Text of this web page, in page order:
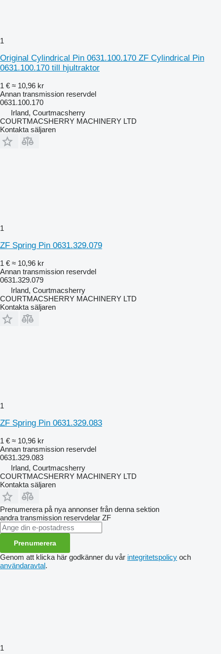
1
Original Cylindrical Pin 0631.100.170 ZF Cylindrical Pin
0631.100.170 till hjultraktor
1 € ≈ 10,96 kr
Annan transmission reservdel
0631.100.170
Irland, Courtmacsherry
COURTMACSHERRY MACHINERY LTD
Kontakta säljaren
1
ZF Spring Pin 0631.329.079
1 € ≈ 10,96 kr
Annan transmission reservdel
0631.329.079
Irland, Courtmacsherry
COURTMACSHERRY MACHINERY LTD
Kontakta säljaren
1
ZF Spring Pin 0631.329.083
1 € ≈ 10,96 kr
Annan transmission reservdel
0631.329.083
Irland, Courtmacsherry
COURTMACSHERRY MACHINERY LTD
Kontakta säljaren
Prenumerera på nya annonser från denna sektion
andra transmission reservdelar ZF
Prenumerera
Genom att klicka här godkänner du vår integritetspolicy och
användaravtal.
1